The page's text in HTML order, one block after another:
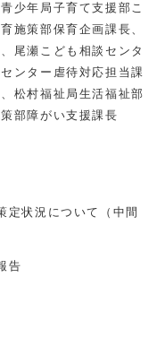
少年局子育て支援部こ
施策部保育企画課長、
尾瀬こども相談センタ
ンター虐待対応担当課
松村福祉局生活福祉部
部障がい支援課長
状況について（中間
告